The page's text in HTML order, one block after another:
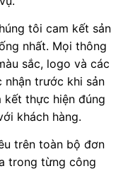
tôi cam kết sản
nhất. Mọi thông
sắc, logo và các
trước khi sản
kết thực hiện đúng
khách hàng.
trên toàn bộ đơn
trong từng công